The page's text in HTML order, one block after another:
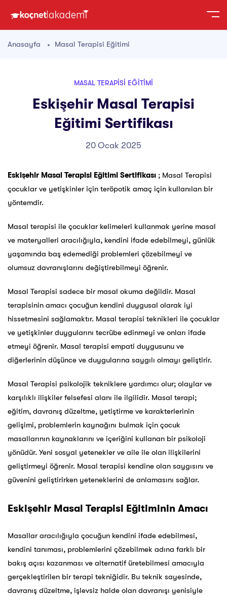
Anasayfa Masal Terapisi Eğitimi
MASAL TERAPISI EĞITIMI
Eskişehir Masal Terapisi
Eğitimi Sertifikası
20 Ocak 2025
Eskişehir Masal Terapisi Eğitimi Sertifikası ; Masal Terapisi
çocuklar ve yetişkinler için teröpotik amaç için kullanılan bir
yöntemdir.
Masal terapisi ile çocuklar kelimeleri kullanmak yerine masal
ve materyalleri aracılığıyla, kendini ifade edebilmeyi, günlük
yaşamında baş edemediği problemleri çözebilmeyi ve
olumsuz davranışlarını değiştirebilmeyi öğrenir.
Masal Terapisi sadece bir masal okuma değildir. Masal
terapisinin amacı çocuğun kendini duygusal olarak iyi
hissetmesini sağlamaktır. Masal terapisi teknikleri ile çocuklar
ve yetişkinler duygularını tecrübe edinmeyi ve onları ifade
etmeyi öğrenir. Masal terapisi empati duygusunu ve
diğerlerinin düşünce ve duygularına saygılı olmayı geliştirir.
Masal Terapisi psikolojik tekniklere yardımcı olur; olaylar ve
karşılıklı ilişkiler felsefesi alanı ile ilgilidir. Masal terapi;
eğitim, davranış düzeltme, yetiştirme ve karakterlerinin
gelişimi, problemlerin kaynağını bulmak için çocuk
masallarının kaynaklarını ve içeriğini kullanan bir psikoloji
yönüdür. Yeni sosyal yetenekler ve aile ile olan ilişkilerini
geliştirmeyi öğrenir. Masal terapisi kendine olan saygısını ve
güvenini geliştirirken yeteneklerini de anlamasını sağlar.
Eskişehir Masal Terapisi Eğitiminin Amacı
Masallar aracılığıyla çocuğun kendini ifade edebilmesi,
kendini tanıması, problemlerini çözebilmek adına farklı bir
bakış açısı kazanması ve alternatif üretebilmesi amacıyla
gerçekleştirilen bir terapi tekniğidir. Bu teknik sayesinde,
davranış düzeltme, işlevsiz halde olan davranışı yenisiyle